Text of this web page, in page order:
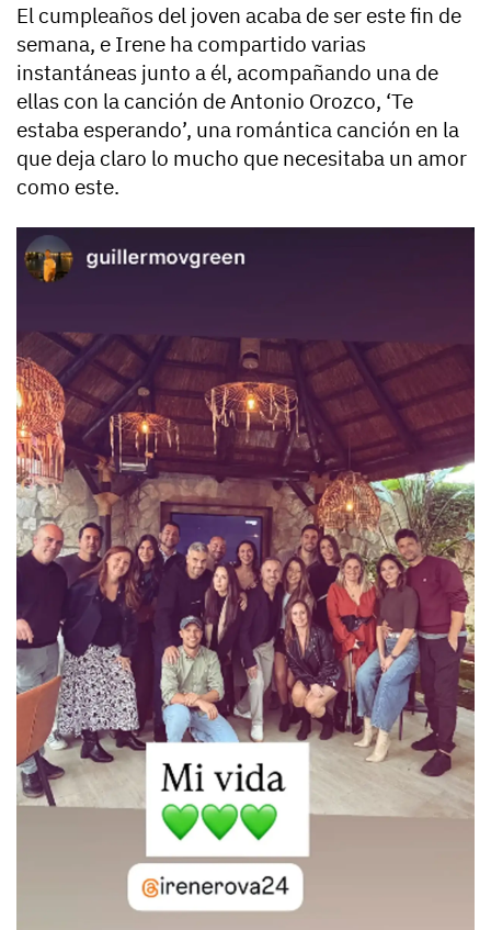
El cumpleaños del joven acaba de ser este fin de
semana, e Irene ha compartido varias
instantáneas junto a él, acompañando una de
ellas con la canción de Antonio Orozco, ‘Te
estaba esperando’, una romántica canción en la
que deja claro lo mucho que necesitaba un amor
como este.